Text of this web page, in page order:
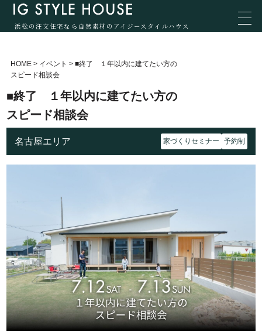
浜松の注文住宅なら自然素材のアイジースタイルハウス
HOME> イベント > ■終了 １年以内に建てたい方の
スピード相談会
■終了 １年以内に建てたい方の
スピード相談会
名古屋エリア 家づくりセミナー 予約制